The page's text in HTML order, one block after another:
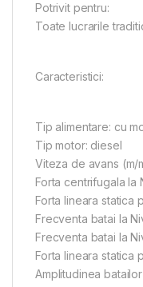
Potrivit pentru:
Toate lucrarile
Caracteristici:
Tip alimentare: cu
Tip motor: diesel
Viteza de avans (m/
Forta centrifugala la
Forta lineara statica
Frecventa batai la
Frecventa batai la
Forta lineara statica
Amplitudinea